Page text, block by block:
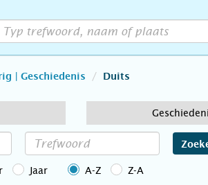
| Geschiedenis Duits
Jaar A-Z Z-A